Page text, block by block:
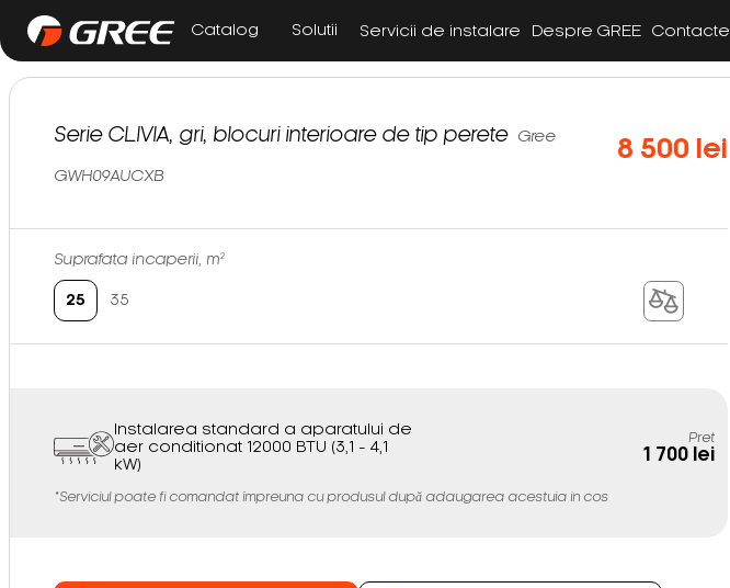
Catalog Solutii Servicii de instalare Despre GREE Contacte
Serie CLIVIA, gri, blocuri interioare de tip perete Gree
GWH09AUCXB
8 500 lei
Suprafata incaperii, m²
25 35
Instalarea standard a aparatului de
aer conditionat 12000 BTU (3,1 - 4,1
kW)
Pret
1 700 lei
*Serviciul poate fi comandat împreuna cu produsul după adaugarea acestuia in cos